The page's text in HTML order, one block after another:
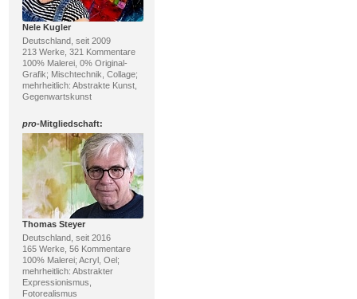
Nele Kugler
Deutschland, seit 2009
213 Werke, 321 Kommentare
100% Malerei, 0% Original-
Grafik; Mischtechnik, Collage;
mehrheitlich: Abstrakte Kunst,
Gegenwartskunst
pro-Mitgliedschaft:
Thomas Steyer
Deutschland, seit 2016
165 Werke, 56 Kommentare
100% Malerei; Acryl, Oel;
mehrheitlich: Abstrakter
Expressionismus,
Fotorealismus